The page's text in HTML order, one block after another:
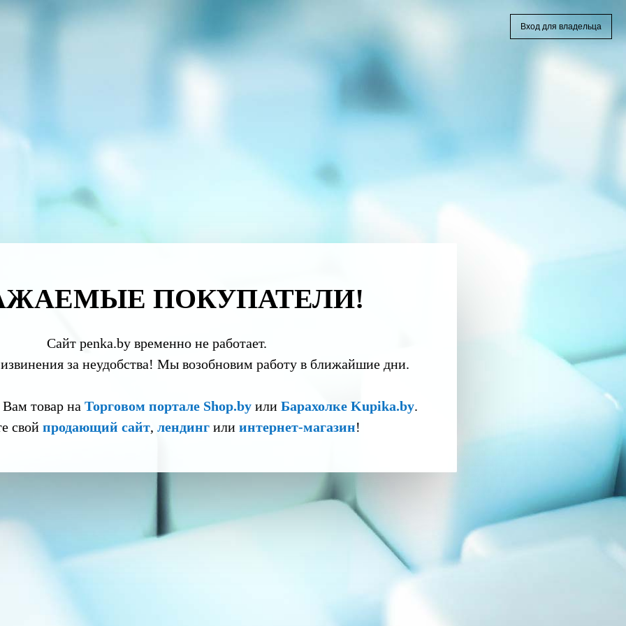
ПОКУПАТЕЛИ!
Сайт penka.by временно не работает.
за неудобства! Мы возобновим работу в ближайшие дни.
товар на Торговом портале Shop.byили Барахолке Kupika.by.
свой продающий сайт, лендингили интернет-магазин!
Вход для владельца